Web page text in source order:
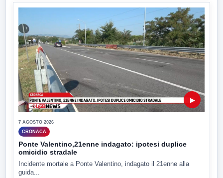
▶
7 AGOSTO 2026
CRONACA
Ponte Valentino,21enne indagato: ipotesi duplice
omicidio stradale
Incidente mortale a Ponte Valentino, indagato il 21enne alla
guida...